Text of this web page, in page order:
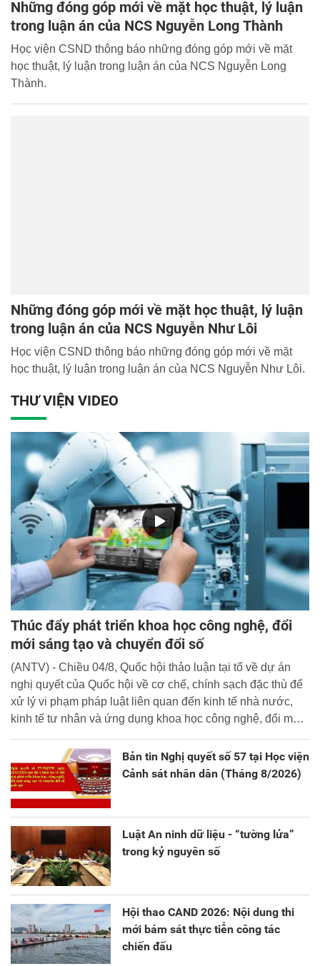
Những đóng góp mới về mặt học thuật, lý luận
trong luận án của NCS Nguyễn Long Thành
Học viện CSND thông báo những đóng góp mới về mặt
học thuật, lý luận trong luận án của NCS Nguyễn Long
Thành.
Những đóng góp mới về mặt học thuật, lý luận
trong luận án của NCS Nguyễn Như Lôi
Học viện CSND thông báo những đóng góp mới về mặt
học thuật, lý luận trong luận án của NCS Nguyễn Như Lôi.
THƯ VIỆN VIDEO
Thúc đẩy phát triển khoa học công nghệ, đổi
mới sáng tạo và chuyển đổi số
(ANTV) - Chiều 04/8, Quốc hội thảo luận tại tổ về dự án
nghị quyết của Quốc hội về cơ chế, chính sạch đặc thù để
xử lý vi phạm pháp luật liên quan đến kinh tế nhà nước,
kinh tế tư nhân và ứng dụng khoa học công nghệ, đổi mới
sáng tạo và chuyển đổi số.
Bản tin Nghị quyết số 57 tại Học viện
Cảnh sát nhân dân (Tháng 8/2026)
Luật An ninh dữ liệu - “tường lửa”
trong kỷ nguyên số
Hội thao CAND 2026: Nội dung thi
mới bám sát thực tiễn công tác
chiến đấu